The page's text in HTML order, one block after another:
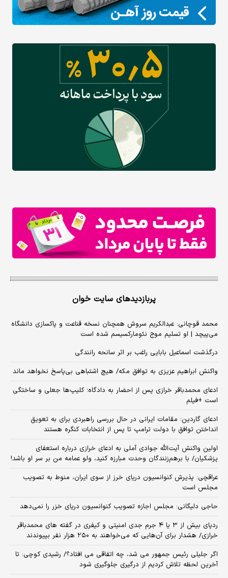
پربازدیدهای سایت خوان
محمد قوچانی: عبدالکریم سروش همچنان نسخه قناعت و پاکسازی دانشگاه
می‌پیچد | او تسلیم موج نئومارکسیسم شده است
درگذشت اسماعیل بابایی راغب بر اثر سانحه رانندگی
واکنش ابراهیم عزیزی به توافق مکه/ هیچ اشتباهی بی‌پاسخ نخواهد ماند
ادعای محمدباقر خرازی پس از احضار به دادگاه؛ کلیپ‌ها جعلی و ساختگی
است +فیلم
ادعای گاردین: مقامات ایرانی در حال بررسی راهبردی برای به تعویق
انداختن توافق با دولت ترامپ تا پس از انتخابات کنگره هستند
اولین واکنش آیت‌الله جوادی آملی به ادعای خرازی درباره استعفای
پزشکیان/ با برهم‌زنندگان وحدت مبارزه کنید، ولو عمامه من بر سر او باشد!
عراقچی: پذیرش کنوانسیون دریای خرز از سوی ایران، منوط به تصویب
مجلس است
حاجی دلیگانی: مجلس اجازه تصویب کنوانسیون دریای خزر را نمی‌دهد
ردپای بیش از ۳ یا ۴ جرم جدی امنیتی و کیفری در گفته های محمدباقر
خرازی/ هشدار برای آن‌هایی که می‌خواهند به ۲۵۰ هزار نفر بپیوندند
اگر جلیلی رئیس جمهور می شد، چه اتفاقی می افتاد؟/ رشیدی کوچی: تا
آخرین لحظه تلاش کردیم از درگیری جلوگیری شود